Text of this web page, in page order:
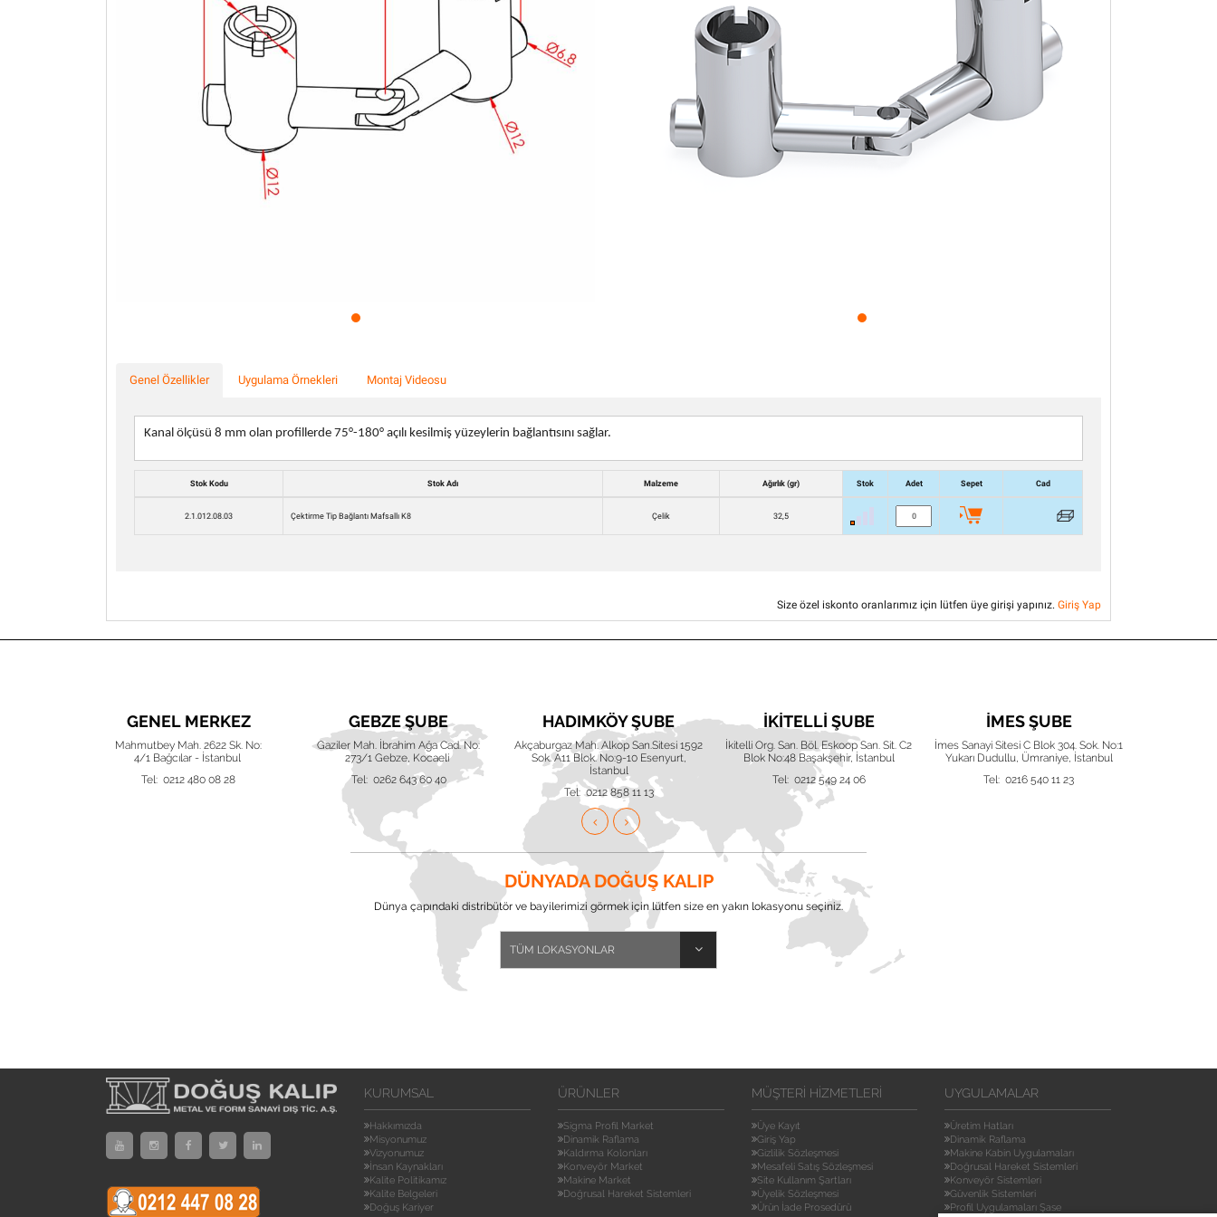
Profil Uygulamaları Şase Mil Ucu Bağlantı Parçaları
Yataklı Rulmanlar
Bilyalı Masaüstü Taşıyıcılar
Vidalı Mil Ucu Yatakları
Vidalı Mil Somun Gövdeleri
Genel Özellikler Uygulama Örnekleri Montaj Videosu
Kanal ölçüsü 8 mm olan profillerde 75°-180° açılı kesilmiş yüzeylerin bağlantısını sağlar.
Stok Kodu Stok Adı Malzeme Ağırlık (gr) Stok Adet Sepet Cad
2.1.012.08.03 Çektirme Tip Bağlantı Mafsallı K8 Çelik 32,5
Size özel iskonto oranlarımız için lütfen üye girişi yapınız. Giriş Yap
GENEL MERKEZ
Mahmutbey Mah. 2622 Sk. No:
4/1 Bağcılar - İstanbul
Tel: 0212 480 08 28
GEBZE ŞUBE
Gaziler Mah. İbrahim Ağa Cad. No:
273/1 Gebze, Kocaeli
Tel: 0262 643 60 40
HADIMKÖY ŞUBE
Akçaburgaz Mah. Alkop San.Sitesi 1592
Sok. A11 Blok. No:9-10 Esenyurt,
İstanbul
Tel: 0212 858 11 13
İKITELLI ŞUBE
İkitelli Org. San. Böl. Eskoop San. Sit. C2
Blok No:48 Başakşehir, İstanbul
Tel: 0212 549 24 06
İMES ŞUBE
İmes Sanayi Sitesi C Blok 304. Sok. No:1
Yukarı Dudullu, Ümraniye, İstanbul
Tel: 0216 540 11 23
DÜNYADA DOĞUŞ KALIP
Dünya çapındaki distribütör ve bayilerimizi görmek için lütfen size en yakın lokasyonu seçiniz.
KURUMSAL
Hakkımızda
Misyonumuz
Vizyonumuz
İnsan Kaynakları
Kalite Politikamız
Kalite Belgeleri
Doğuş Kariyer
ÜRÜNLER
Sigma Profil Market
Dinamik Raflama
Kaldırma Kolonları
Konveyör Market
Makine Market
Doğrusal Hareket Sistemleri
MÜŞTERI HIZMETLERI
Üye Kayıt
Giriş Yap
Gizlilik Sözleşmesi
Mesafeli Satış Sözleşmesi
Site Kullanım Şartları
Üyelik Sözleşmesi
Ürün İade Prosedürü
UYGULAMALAR
Üretim Hatları
Dinamik Raflama
Makine Kabin Uygulamaları
Doğrusal Hareket Sistemleri
Konveyör Sistemleri
Güvenlik Sistemleri
Profil Uygulamaları Şase